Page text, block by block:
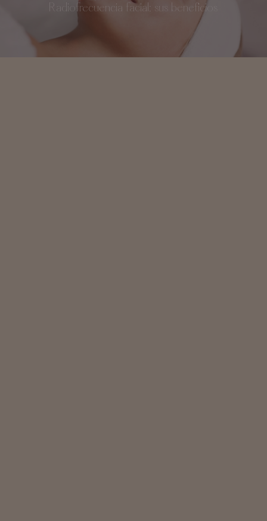
Radiofrecuencia facial: sus beneficios